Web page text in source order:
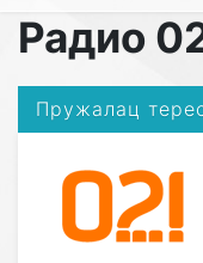
Радио
Пружалац